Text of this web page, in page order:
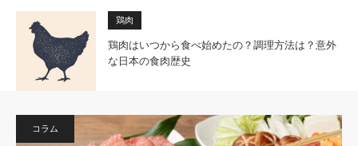
鶏肉
鶏肉はいつから食べ始めたの？調理方法は？意外
な日本の食肉歴史
コラム